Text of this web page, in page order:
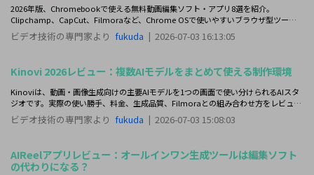
2026年版、Chromebookで使える無料動画編集ソフト・アプリ8選を紹介。
Clipchamp、CapCut、Filmoraなど、Chrome OSで使いやすいブラウザ型ツール
やAndroidアプリを比較します。
ビデオ技術の専門家より fukuda | 2026-07-03 16:13:05
Kinovi 2026レビュー：複数AIモデルをまとめて使える制作環境
Kinoviは、動画・画像生成向けの主要AIモデルを1つの画面で使い分けられるAIスタ
ジオです。実際の使い勝手、料金、生成品質、Filmoraとの組み合わせ方をレビュー
します。
ビデオ技術の専門家より fukuda | 2026-07-03 15:08:03
AIReelアプリレビュー：オールインワン生成ツールは編集ソフト
の代わりになる？